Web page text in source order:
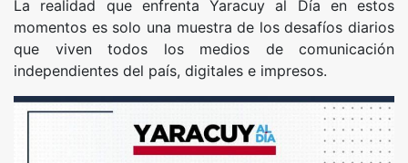
La realidad que enfrenta Yaracuy al Día en estos
momentos es solo una muestra de los desafíos diarios
que viven todos los medios de comunicación
independientes del país, digitales e impresos.